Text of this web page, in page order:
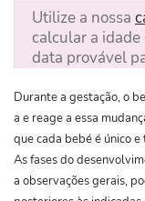
Utilize a nossa
calcular a idade
data provável
Durante a gestação, o
a e reage a essa
que cada bebé é único
As fases do
a observações gerais,